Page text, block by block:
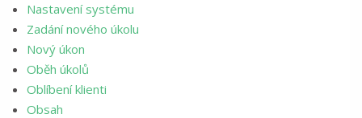
Nastavení systému
Zadání nového úkolu
Nový úkon
Oběh úkolů
Oblíbení klienti
Obsah